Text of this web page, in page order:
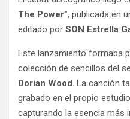
The Power”, publicada en
editado por SON Estrella
Este lanzamiento formaba
colección de sencillos del
Dorian Wood. La canción
grabado en el propio
capturando la esencia más